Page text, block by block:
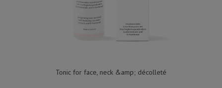
Tonic for face, neck &amp; décolleté